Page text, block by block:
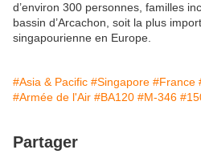
d’environ 300 personnes, familles
bassin d’Arcachon, soit la plus
singapourienne en Europe.
#Asia & Pacific #Singapore #France
#Armée de l'Air #BA120 #M-346
Partager